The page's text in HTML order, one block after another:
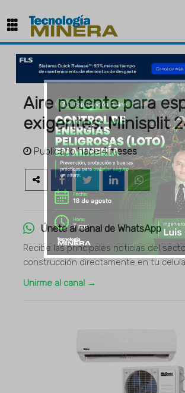
Aire potente para
exigentes: Minisplit
Publicadohace 4 meses
Únete al canal de WhatsApp
Recibe las principales noticias del
construcción directamente en tu
Unirme al canal →